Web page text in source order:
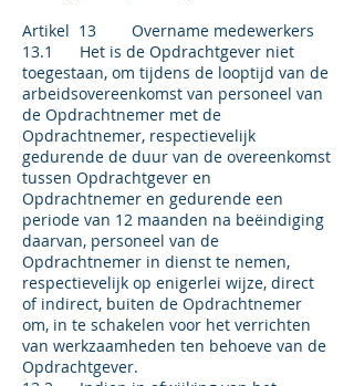
Artikel 13 Overname medewerkers
13.1 Het is de Opdrachtgever niet
toegestaan, om tijdens de looptijd van de
arbeidsovereenkomst van personeel van
de Opdrachtnemer met de
Opdrachtnemer, respectievelijk
gedurende de duur van de overeenkomst
tussen Opdrachtgever en
Opdrachtnemer en gedurende een
periode van 12 maanden na beëindiging
daarvan, personeel van de
Opdrachtnemer in dienst te nemen,
respectievelijk op enigerlei wijze, direct
of indirect, buiten de Opdrachtnemer
om, in te schakelen voor het verrichten
van werkzaamheden ten behoeve van de
Opdrachtgever.